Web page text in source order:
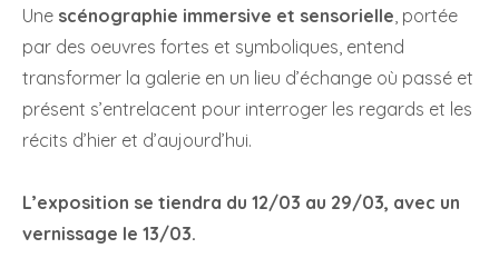
Une scénographie immersive et sensorielle, portée
par des oeuvres fortes et symboliques, entend
transformer la galerie en un lieu d’échange où passé et
présent s’entrelacent pour interroger les regards et les
récits d’hier et d’aujourd’hui.
L’exposition se tiendra du 12/03 au 29/03, avec un
vernissage le 13/03.